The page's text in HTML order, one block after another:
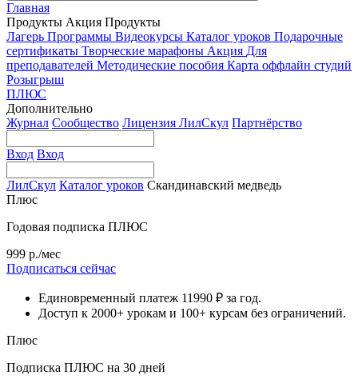
Главная
Продукты Акция Продукты
Лагерь Программы Видеокурсы Каталог уроков Подарочные
сертификаты Творческие марафоны Акция Для
преподавателей Методические пособия Карта оффлайн студий
Розыгрыш
ПЛЮС
Дополнительно
Журнал Сообщество Лицензия ЛилСкул Партнёрство
Вход Вход
ЛилСкул Каталог уроков Скандинавский медведь
Плюс
Годовая подписка ПЛЮС
999 р./мес
Подписаться сейчас
Единовременный платеж 11990 ₽ за год.
Доступ к 2000+ урокам и 100+ курсам без ограничений.
Плюс
Подписка ПЛЮС на 30 дней